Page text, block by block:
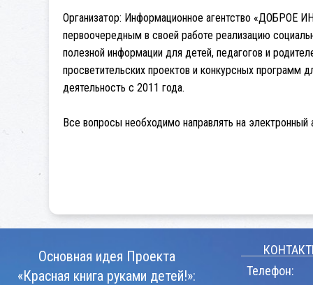
Организатор: Информационное агентство «ДОБРОЕ
первоочередным в своей работе реализацию
полезной информации для детей, педагогов и
просветительских проектов и конкурсных программ
деятельность с 2011 года.
Все вопросы необходимо направлять на
Основная идея Проекта
«Красная книга руками детей!»:
Телефон: